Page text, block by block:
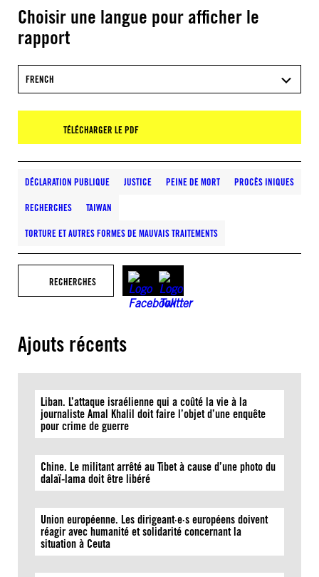
Choisir une langue pour afficher le
rapport
FRENCH
TÉLÉCHARGER LE PDF
DÉCLARATION PUBLIQUE JUSTICE PEINE DE MORT PROCÈS INIQUES
RECHERCHES TAIWAN
TORTURE ET AUTRES FORMES DE MAUVAIS TRAITEMENTS
RECHERCHES
Ajouts récents
Liban. L’attaque israélienne qui a coûté la vie à la
journaliste Amal Khalil doit faire l’objet d’une enquête
pour crime de guerre
Chine. Le militant arrêté au Tibet à cause d’une photo du
dalaï-lama doit être libéré
Union européenne. Les dirigeant·e·s européens doivent
réagir avec humanité et solidarité concernant la
situation à Ceuta